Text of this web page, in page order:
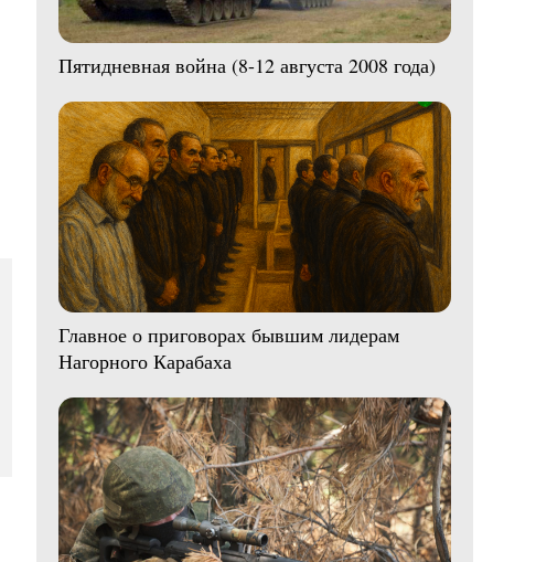
Пятидневная война (8-12 августа 2008 года)
Главное о приговорах бывшим лидерам
Нагорного Карабаха